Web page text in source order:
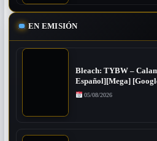
EN EMISIÓN
Bleach: TYBW –
Español][Mega]
05/08/2026